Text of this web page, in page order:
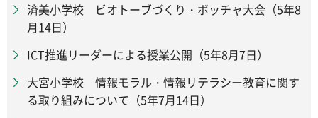
済美小学校 ビオトーブづくり・ボッチャ大会（5年8
月14日）
ICT推進リーダーによる授業公開（5年8月7日）
大宮小学校 情報モラル・情報リテラシー教育に関す
る取り組みについて（5年7月14日）